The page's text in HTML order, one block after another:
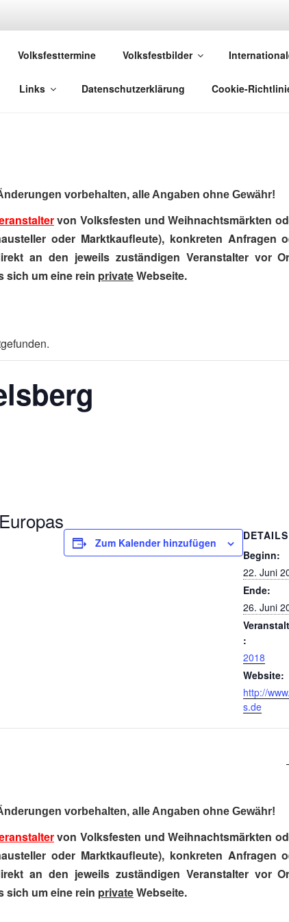
Volksfesttermine Volksfestbilder
Links Datenschutzerklärung Cookie-
vorbehalten, alle Angaben ohne Gewähr!
von Volksfesten und Weihnachtsmärkten
oder Marktkaufleute), konkreten Anfragen
an den jeweils zuständigen Veranstalter vor
sich um eine rein privateWebseite.
Zum Kalender hinzufügen
DETAILS
Beginn:
22. Juni
Ende:
26. Juni
:
2018
Website:
http://
s.de
vorbehalten, alle Angaben ohne Gewähr!
von Volksfesten und Weihnachtsmärkten
oder Marktkaufleute), konkreten Anfragen
an den jeweils zuständigen Veranstalter vor
sich um eine rein privateWebseite.